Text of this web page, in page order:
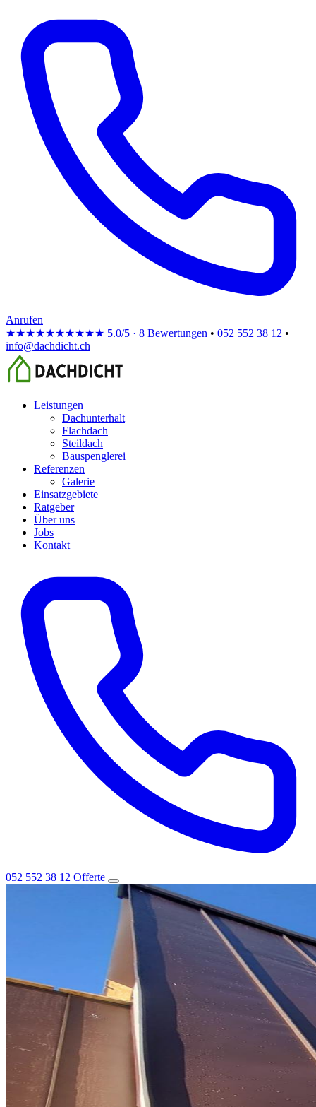
Anrufen
★★★★★★★★★★ 5.0/5 · 8 Bewertungen • 052 552 38 12 •
info@dachdicht.ch
Leistungen
Dachunterhalt
Flachdach
Steildach
Bauspenglerei
Referenzen
Galerie
Einsatzgebiete
Ratgeber
Über uns
Jobs
Kontakt
052 552 38 12 Offerte